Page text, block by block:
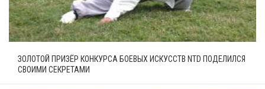
ЗОЛОТОЙ ПРИЗЁР КОНКУРСА БОЕВЫХ ИСКУССТВ NTD ПОДЕЛИЛСЯ
СВОИМИ СЕКРЕТАМИ